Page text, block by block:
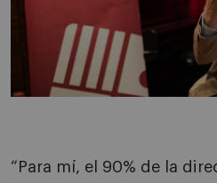
“Para mí, el 90% de la